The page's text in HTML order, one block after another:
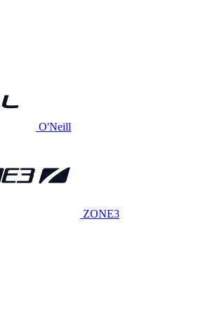
O'Neill
ZONE3